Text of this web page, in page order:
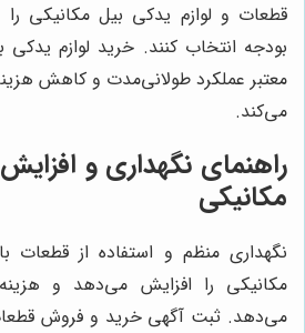
قطعات و لوازم یدکی بیل مکانیکی را
بودجه انتخاب کنند. خرید لوازم یدکی
معتبر عملکرد طولانی‌مدت و کاهش
می‌کند.
راهنمای نگهداری و
مکانیکی
نگهداری منظم و استفاده از قطعات
مکانیکی را افزایش می‌دهد و
می‌دهد. ثبت آگهی خرید و فروش